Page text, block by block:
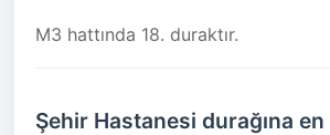
M3 hattında 18. duraktır.
Şehir Hastanesi durağına en